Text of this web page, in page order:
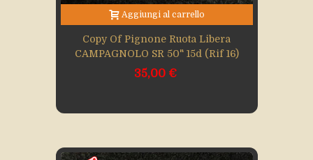
Aggiungi al carrello
Copy Of Pignone Ruota Libera
CAMPAGNOLO SR 50" 15d (Rif 16)
35,00 €